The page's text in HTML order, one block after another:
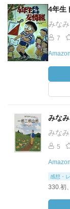
4年生
みな
7
みな
みな
5
感想・
330.初